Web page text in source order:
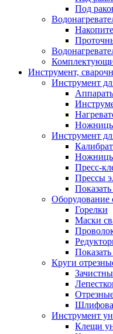
Под
Инструмент,
Инструмент
Инструмент
Ножницы
Пресс-
Прессы
Показать
Оборудование
Горелки
Маски
Показать
Круги
Инструмент
Клещи